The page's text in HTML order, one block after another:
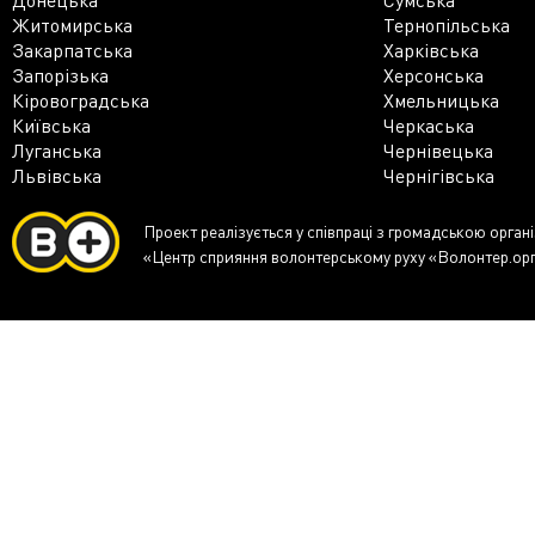
Житомирська
Тернопільська
Закарпатська
Харківська
Запорізька
Херсонська
Кіровоградська
Хмельницька
Київська
Черкаська
Луганська
Чернівецька
Львівська
Чернігівська
Проект реалізується у співпраці з громадською
«Центр сприяння волонтерському руху